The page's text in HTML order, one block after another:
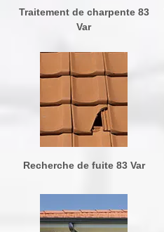
Traitement de charpente 83
Var
Recherche de fuite 83 Var